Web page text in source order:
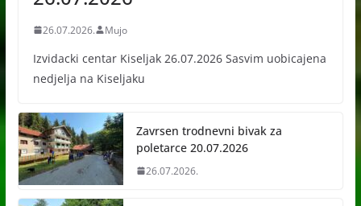
26.07.2026. Mujo
Izvidacki centar Kiseljak 26.07.2026 Sasvim uobicajena
nedjelja na Kiseljaku
Zavrsen trodnevni bivak za
poletarce 20.07.2026
26.07.2026.